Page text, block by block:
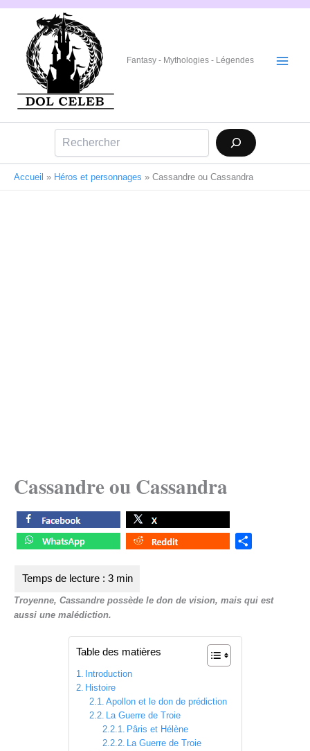
Aller
Fantasy - Mythologies - Légendes
Accueil » Héros et personnages » Cassandre ou Cassandra
Cassandre ou Cassandra
e
Troyenne, Cassandre possède le don de vision, mais qui est
aussi une malédiction.
Table des matières
Introduction
Histoire
Apollon et le don de prédiction
La Guerre de Troie
Pâris et Hélène
La Guerre de Troie